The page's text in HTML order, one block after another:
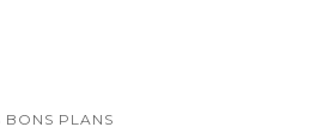
BONS PLANS